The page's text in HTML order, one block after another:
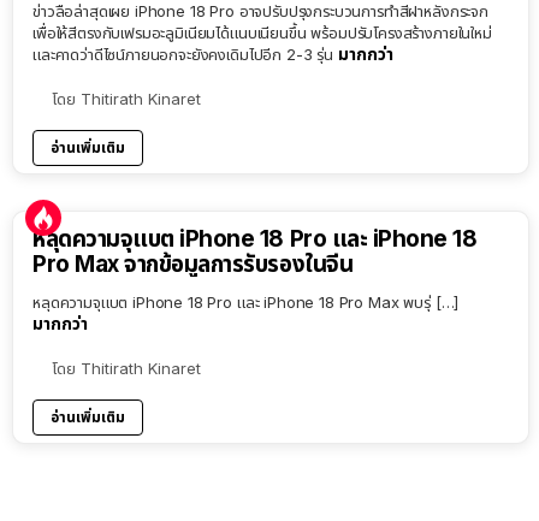
ข่าวลือล่าสุดเผย iPhone 18 Pro อาจปรับปรุงกระบวนการทำสีฝาหลังกระจก
เพื่อให้สีตรงกับเฟรมอะลูมิเนียมได้แนบเนียนขึ้น พร้อมปรับโครงสร้างภายในใหม่
และคาดว่าดีไซน์ภายนอกจะยังคงเดิมไปอีก 2-3 รุ่น มากกว่า
โดย Thitirath Kinaret
อ่านเพิ่มเติม
หลุดความจุแบต iPhone 18 Pro และ iPhone 18
Pro Max จากข้อมูลการรับรองในจีน
หลุดความจุแบต iPhone 18 Pro และ iPhone 18 Pro Max พบรุ่ […]
มากกว่า
โดย Thitirath Kinaret
อ่านเพิ่มเติม